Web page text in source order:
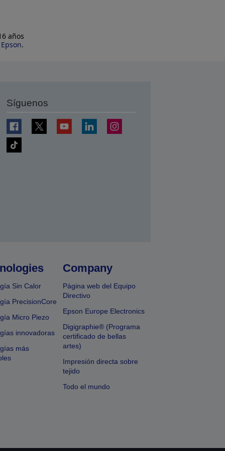
años
.
Síguenos
Sin Calor
PrecisionCore
Micro Piezo
innovadoras
más
Company
Página web del Equipo
Directivo
Epson Europe Electronics
Digigraphie® (Programa
certificado de bellas
artes)
Impresión directa sobre
tejido
Todo el mundo